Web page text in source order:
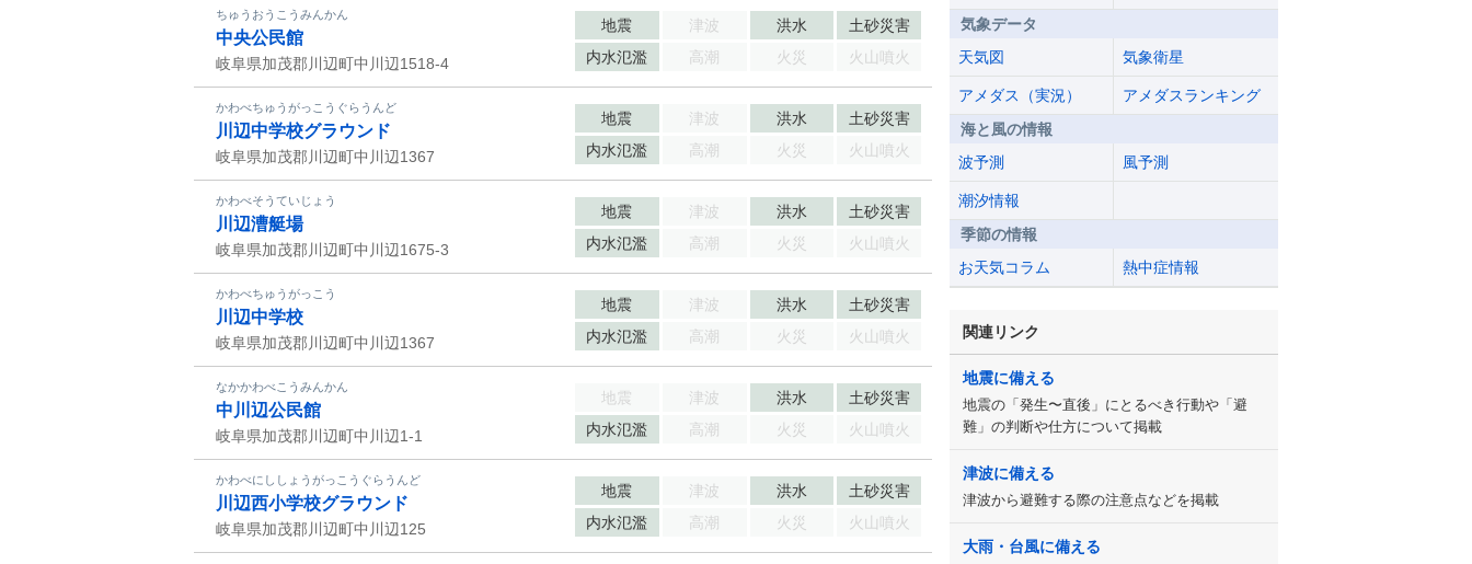
ちゅうおうこうみんかん
中央公民館
岐阜県加茂郡川辺町中川辺1518-4
地震 津波 洪水
土砂災害
内水氾濫
高潮 火災 火山噴火
かわべちゅうがっこうぐらうんど
川辺中学校グラウンド
岐阜県加茂郡川辺町中川辺1367
地震 津波 洪水
土砂災害
内水氾濫
高潮 火災 火山噴火
かわべそうていじょう
川辺漕艇場
岐阜県加茂郡川辺町中川辺1675-3
地震 津波 洪水
土砂災害
内水氾濫
高潮 火災 火山噴火
かわべちゅうがっこう
川辺中学校
岐阜県加茂郡川辺町中川辺1367
地震 津波 洪水
土砂災害
内水氾濫
高潮 火災 火山噴火
なかかわべこうみんかん
中川辺公民館
岐阜県加茂郡川辺町中川辺1-1
地震 津波 洪水
土砂災害
内水氾濫
高潮 火災 火山噴火
かわべにししょうがっこうぐらうんど
川辺西小学校グラウンド
岐阜県加茂郡川辺町中川辺125
地震 津波 洪水
土砂災害
内水氾濫
高潮 火災 火山噴火
気象データ
天気図
気象衛星
アメダス（実況）
アメダスランキング
海と風の情報
波予測
風予測
潮汐情報
季節の情報
お天気コラム
熱中症情報
関連リンク
地震に備える
地震の「発生〜直後」にとるべき行動や「避
難」の判断や仕方について掲載
津波に備える
津波から避難する際の注意点などを掲載
大雨・台風に備える